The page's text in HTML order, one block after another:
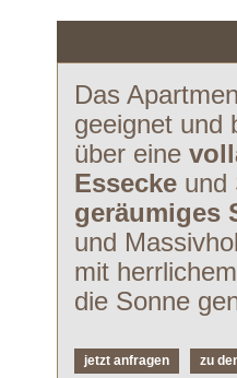
Das
geeignet und
über eine
Essecke und
geräumiges
und
mit
die Sonne
jetzt anfragen zu